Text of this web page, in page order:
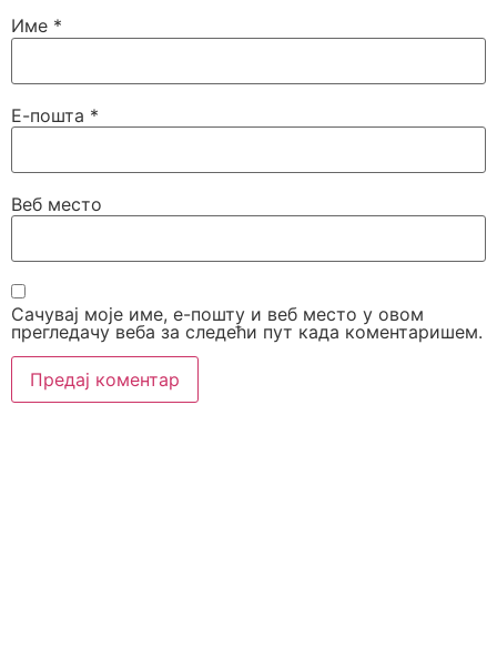
Име *
Е-пошта *
Веб место
Сачувај моје име, е-пошту и веб место у овом
прегледачу веба за следећи пут када коментаришем.